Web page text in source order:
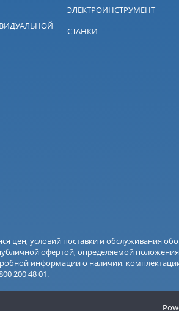
ЭЛЕКТРОИНСТРУМЕНТ
СТАНКИ
цен, условий поставки и обслуживания
офертой, определяемой
информации о наличии,
200 48 01.